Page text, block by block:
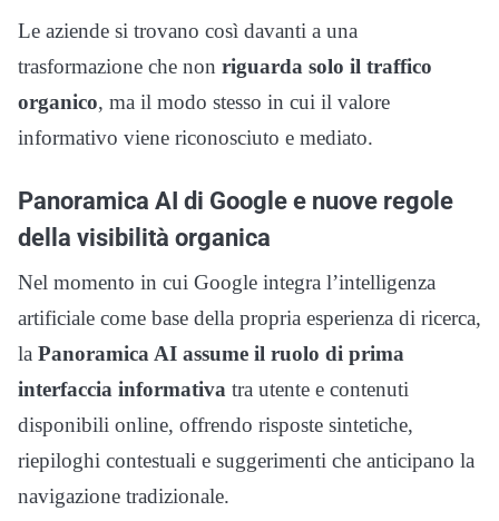
Le aziende si trovano così davanti a una
trasformazione che non riguarda solo il traffico
organico, ma il modo stesso in cui il valore
informativo viene riconosciuto e mediato.
Panoramica AI di Google e nuove regole
della visibilità organica
Nel momento in cui Google integra l’intelligenza
artificiale come base della propria esperienza di ricerca,
la Panoramica AI assume il ruolo di prima
interfaccia informativa tra utente e contenuti
disponibili online, offrendo risposte sintetiche,
riepiloghi contestuali e suggerimenti che anticipano la
navigazione tradizionale.